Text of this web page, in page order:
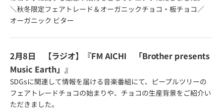
＼秋冬限定フェアトレード＆オーガニックチョコ・板チョコ／
オーガニック ビター
2月8日 【ラジオ】『FM AICHI 「Brother presents
Music Earth」』
SDGsに関連して情報を届ける音楽番組にて、ピープルツリーの
フェアトレードチョコの始まりや、チョコの生産背景をご紹介い
ただきました。